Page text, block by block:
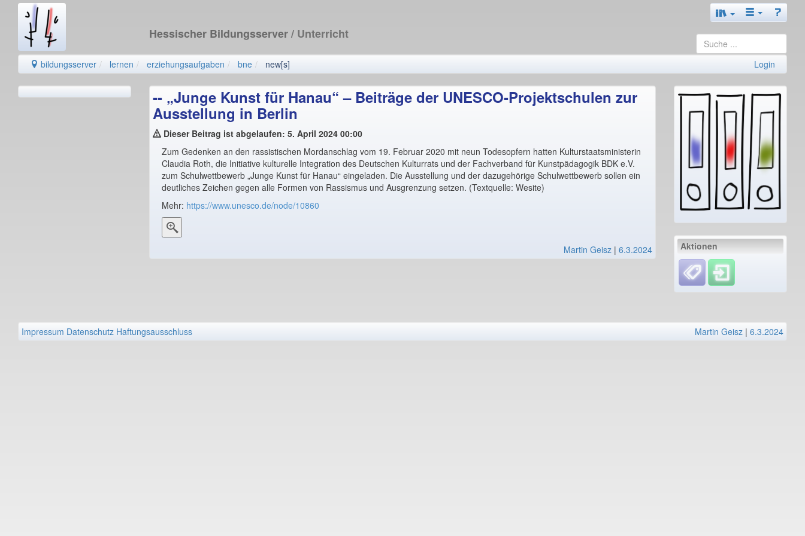
Hessischer Bildungsserver/ Unterricht
bildungsserver lernen erziehungsaufgaben bne new[s] Login
-- „Junge Kunst für Hanau“ – Beiträge der UNESCO-Projektschulen zur
Ausstellung in Berlin
Dieser Beitrag ist abgelaufen: 5. April 2024 00:00
Zum Gedenken an den rassistischen Mordanschlag vom 19. Februar 2020 mit neun Todesopfern hatten Kulturstaatsministerin
Claudia Roth, die Initiative kulturelle Integration des Deutschen Kulturrats und der Fachverband für Kunstpädagogik BDK e.V.
zum Schulwettbewerb „Junge Kunst für Hanau“ eingeladen. Die Ausstellung und der dazugehörige Schulwettbewerb sollen ein
deutliches Zeichen gegen alle Formen von Rassismus und Ausgrenzung setzen. (Textquelle: Wesite)
Mehr: https://www.unesco.de/node/10860
Martin Geisz | 6.3.2024 Aktionen
Impressum Datenschutz Haftungsausschluss Martin Geisz | 6.3.2024